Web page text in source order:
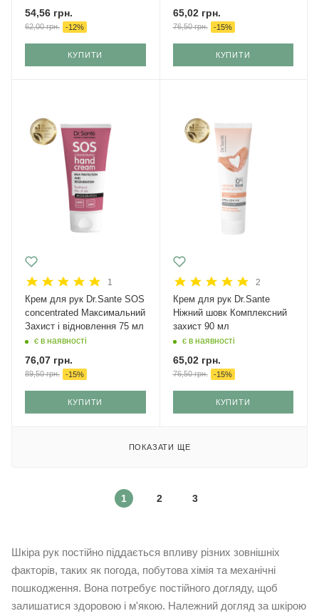
54,56 грн.
62,00грн. -12%
КУПИТИ
65,02грн.
76,50грн. -15%
КУПИТИ
1
Крем для рук Dr.Sante SOS
concentrated Максимальний
Захист і відновлення 75 мл
є в наявності
76,07 грн.
89,50грн. -15%
КУПИТИ
2
Крем для рук Dr.Sante
Ніжний шовк Комплексний
захист 90 мл
є в наявності
65,02грн.
76,50грн. -15%
КУПИТИ
ПОКАЗАТИ ЩЕ
1 2 3
Шкіра рук постійно піддається впливу різних зовнішніх
факторів, таких як погода, побутова хімія та механічні
пошкодження. Вона потребує постійного догляду, щоб
залишатися здоровою і м'якою. Належний догляд за шкірою